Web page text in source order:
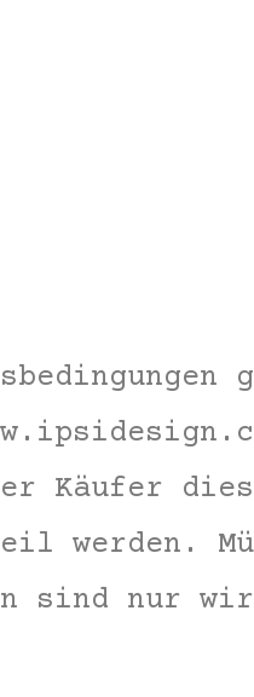
Käufer
werden.
sind nur